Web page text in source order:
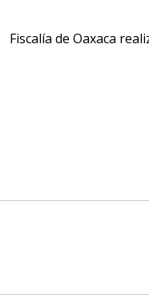
Fiscalía de Oaxaca